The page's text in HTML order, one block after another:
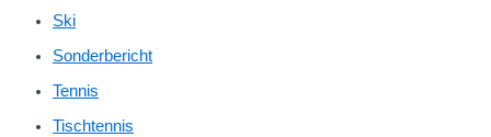
Ski
Sonderbericht
Tennis
Tischtennis